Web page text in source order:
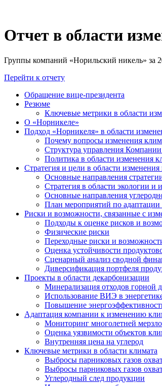
Отчет в области
Группы компаний «Норильский никель» за
Перейти к отчету
Обращение вице-президента
Резюме
Ключевые метрики в области
О «Норникеле»
Подход «Норникеля» в области
Почему вопросы изменения
Структура управления
Политика в области изменения
Стратегия и цели в области изменения
Основные направления
Стратегия в области экологии и
Основные направления
План мероприятий по
Риски и возможности, связанные с
Подходы к оценке рисков и
Физические риски
Переходные риски и
Оценка устойчивости
Сценарный анализ сводной
Диверсификация портфеля
Проекты в области декарбонизации
Минерализация отходов горной
Использование ВИЭ в
Повышение
Адаптация компании к изменению
Мониторинг многолетней
Оценка уязвимости объектов
Внутренняя цена на углерод
Ключевые метрики в области климата
Выбросы парниковых газов
Выбросы парниковых газов
Углеродный след продукции